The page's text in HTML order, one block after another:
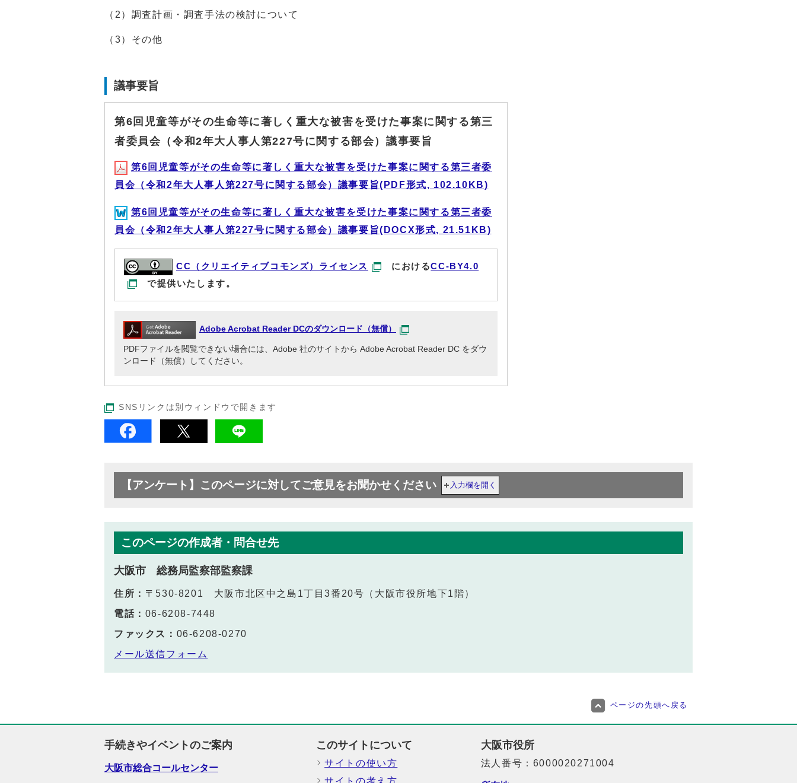
（2）調査計画・調査手法の検討について
（3）その他
議事要旨
第6回児童等がその生命等に著しく重大な被害を受けた事案に関する第三
者委員会（令和2年大人事人第227号に関する部会）議事要旨
第6回児童等がその生命等に著しく重大な被害を受けた事案に関する第三者委
員会（令和2年大人事人第227号に関する部会）議事要旨(PDF形式, 102.10KB)
第6回児童等がその生命等に著しく重大な被害を受けた事案に関する第三者委
員会（令和2年大人事人第227号に関する部会）議事要旨(DOCX形式, 21.51KB)
CC（クリエイティブコモンズ）ライセンス におけるCC-BY4.0
で提供いたします。
Adobe Acrobat Reader DCのダウンロード（無償）
PDFファイルを閲覧できない場合には、Adobe 社のサイトから Adobe Acrobat Reader DC をダウ
ンロード（無償）してください。
SNSリンクは別ウィンドウで開きます
【アンケート】このページに対してご意見をお聞かせください 入力欄を開く
このページの作成者・問合せ先
大阪市 総務局監察部監察課
住所： 〒530-8201 大阪市北区中之島1丁目3番20号（大阪市役所地下1階）
電話： 06-6208-7448
ファックス： 06-6208-0270
メール送信フォーム
ページの先頭へ戻る
手続きやイベントのご案内
大阪市総合コールセンター
このサイトについて
サイトの使い方
大阪市役所
法人番号：6000020271004